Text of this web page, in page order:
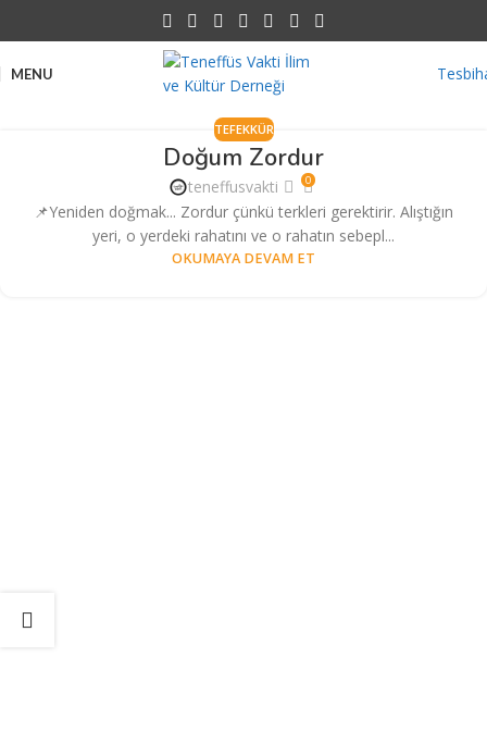
MENU
TEFEKKÜR
Doğum Zordur
teneffusvakti 0
📌Yeniden doğmak... Zordur çünkü terkleri gerektirir. Alıştığın
yeri, o yerdeki rahatını ve o rahatın sebepl...
OKUMAYA DEVAM ET